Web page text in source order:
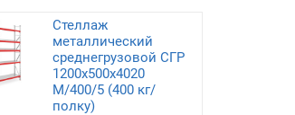
Стеллаж
металлический
среднегрузовой СГР
1200х500х4020
M/400/5 (400 кг/
полку)